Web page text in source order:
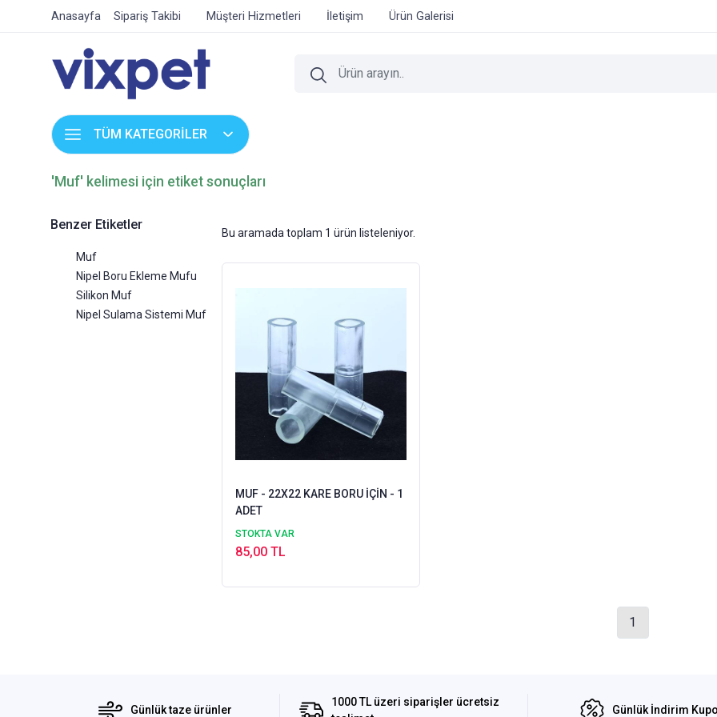
Anasayfa Sipariş Takibi Müşteri Hizmetleri İletişim Ürün Galerisi
TÜM KATEGORİLER
'Muf' kelimesi için etiket sonuçları
Benzer Etiketler
Muf
Nipel Boru Ekleme Mufu
Silikon Muf
Nipel Sulama Sistemi Muf
Bu aramada toplam 1 ürün listeleniyor.
MUF - 22X22 KARE BORU İÇİN - 1
ADET
STOKTA VAR
85,00 TL
1
Günlük taze ürünler
1000 TL üzeri siparişler ücretsiz
Günlük İndirim